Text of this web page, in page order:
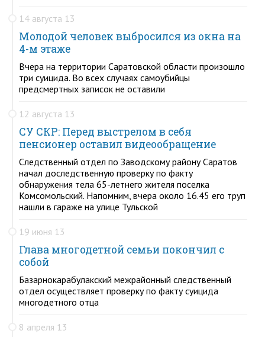
14 августа 13
Молодой человек выбросился из окна на
4-м этаже
Вчера на территории Саратовской области произошло
три суицида. Во всех случаях самоубийцы
предсмертных записок не оставили
12 августа 13
СУ СКР: Перед выстрелом в себя
пенсионер оставил видеообращение
Следственный отдел по Заводскому району Саратов
начал доследственную проверку по факту
обнаружения тела 65-летнего жителя поселка
Комсомольский. Напомним, вчера около 16.45 его труп
нашли в гараже на улице Тульской
19 июня 13
Глава многодетной семьи покончил с
собой
Базарнокарабулакский межрайонный следственный
отдел осуществляет проверку по факту суицида
многодетного отца
8 апреля 13